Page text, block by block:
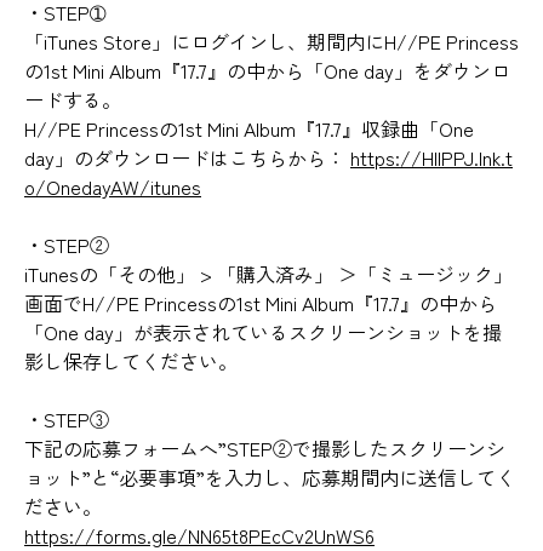
・STEP➀
「iTunes Store」にログインし、期間内にH//PE Princess
の1st Mini Album『17.7』の中から「One day」をダウンロ
ードする。
H//PE Princessの1st Mini Album『17.7』収録曲「One
day」のダウンロードはこちらから： https://HIIPPJ.lnk.t
o/OnedayAW/itunes
・STEP②
iTunesの「その他」 > 「購入済み」 ＞「ミュージック」
画面でH//PE Princessの1st Mini Album『17.7』の中から
「One day」が表示されているスクリーンショットを撮
影し保存してください。
・STEP③
下記の応募フォームへ”STEP②で撮影したスクリーンシ
ョット”と“必要事項”を入力し、応募期間内に送信してく
ださい。
https://forms.gle/NN65t8PEcCv2UnWS6